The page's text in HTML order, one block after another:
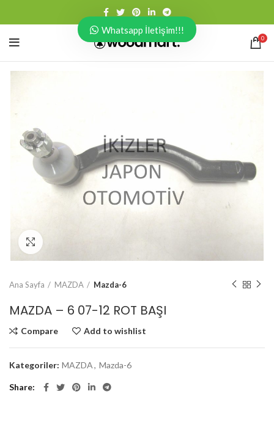
0
Ana Sayfa MAZDA Mazda-6
MAZDA – 6 07-12 ROT BAŞI
Compare Add to wishlist
Kategoriler: MAZDA, Mazda-6
Share
Whatsapp İletişim!!!